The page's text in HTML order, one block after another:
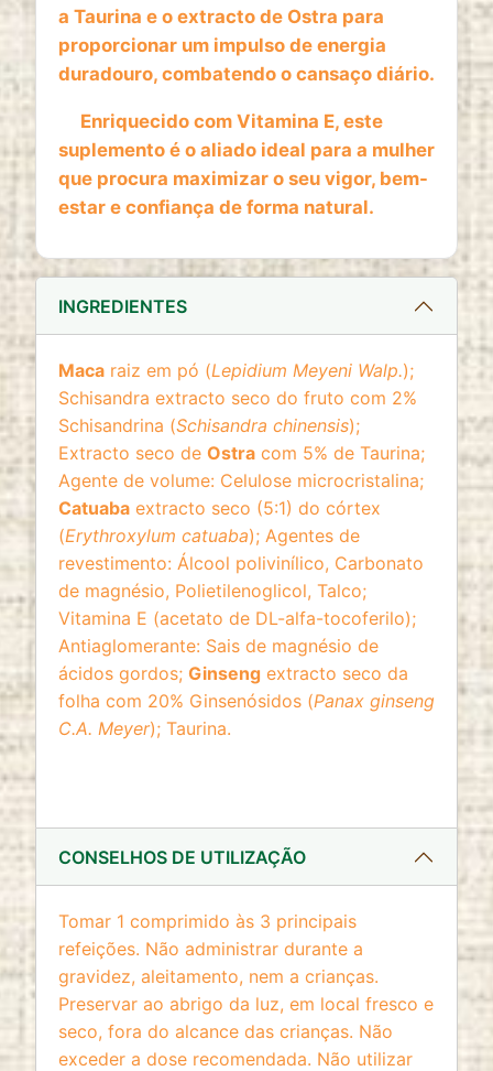
a Taurina e o extracto de Ostra para
proporcionar um impulso de energia
duradouro, combatendo o cansaço diário.
Enriquecido com Vitamina E, este
suplemento é o aliado ideal para a mulher
que procura maximizar o seu vigor, bem-
estar e confiança de forma natural.
INGREDIENTES
Maca raiz em pó (Lepidium Meyeni Walp.);
Schisandra extracto seco do fruto com 2%
Schisandrina (Schisandra chinensis);
Extracto seco de Ostra com 5% de Taurina;
Agente de volume: Celulose microcristalina;
Catuaba extracto seco (5:1) do córtex
(Erythroxylum catuaba); Agentes de
revestimento: Álcool polivinílico, Carbonato
de magnésio, Polietilenoglicol, Talco;
Vitamina E (acetato de DL-alfa-tocoferilo);
Antiaglomerante: Sais de magnésio de
ácidos gordos; Ginseng extracto seco da
folha com 20% Ginsenósidos (Panax ginseng
C.A. Meyer); Taurina.
CONSELHOS DE UTILIZAÇÃO
Tomar 1 comprimido às 3 principais
refeições. Não administrar durante a
gravidez, aleitamento, nem a crianças.
Preservar ao abrigo da luz, em local fresco e
seco, fora do alcance das crianças. Não
exceder a dose recomendada. Não utilizar
Análise estatística anónima da utilização do
website
Cookie duration: